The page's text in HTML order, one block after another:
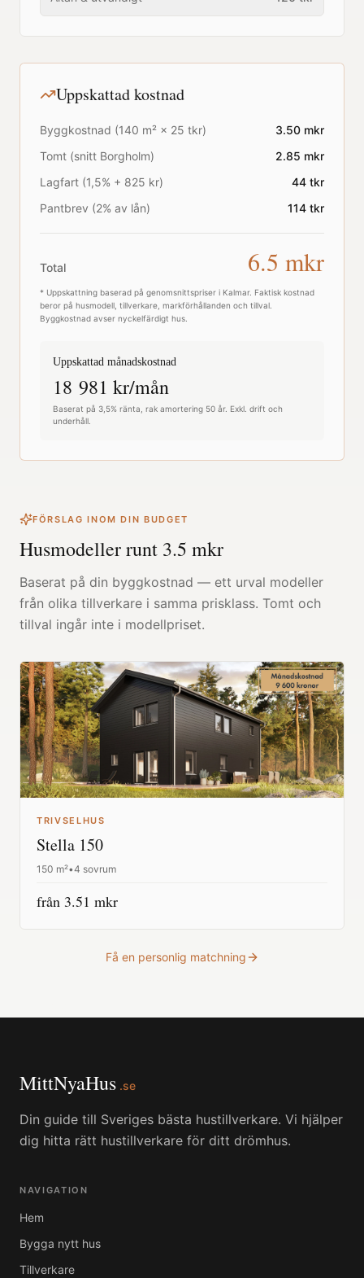
Uppskattad kostnad
Byggkostnad (140 m² × 25 tkr) 3.50 mkr
Tomt (snitt Borgholm) 2.85 mkr
Lagfart (1,5% + 825 kr)
44 tkr
Pantbrev (2% av lån)
114 tkr
Total 6.5 mkr
* Uppskattning baserad på genomsnittspriser i Kalmar. Faktisk kostnad
beror på husmodell, tillverkare, markförhållanden och tillval.
Byggkostnad avser nyckelfärdigt hus.
Uppskattad månadskostnad
18 981 kr/mån
Baserat på 3,5% ränta, rak amortering 50 år. Exkl. drift och
underhåll.
FÖRSLAG INOM DIN BUDGET
Husmodeller runt 3.5 mkr
Baserat på din byggkostnad — ett urval modeller
från olika tillverkare i samma prisklass. Tomt och
tillval ingår inte i modellpriset.
TRIVSELHUS
Stella 150
150 m²•4 sovrum
från 3.51 mkr
Få en personlig matchning
MittNyaHus .se
Din guide till Sveriges bästa hustillverkare. Vi hjälper
dig hitta rätt hustillverkare för ditt drömhus.
NAVIGATION
Hem
Bygga nytt hus
Tillverkare